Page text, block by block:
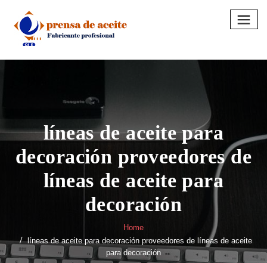
content
líneas de aceite para
decoración proveedores de
líneas de aceite para
decoración
Home
líneas de aceite para decoración proveedores de líneas de aceite
para decoración